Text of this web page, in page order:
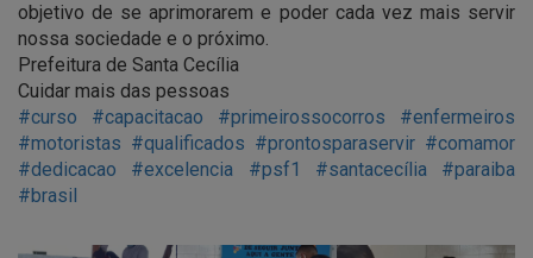
objetivo de se aprimorarem e poder cada vez mais servir
nossa sociedade e o próximo.
Prefeitura de Santa Cecília
Cuidar mais das pessoas
#curso
#capacitacao #primeirossocorros
#enfermeiros
#motoristas #qualificados #prontosparaservir #comamor
#dedicacao
#excelencia #psf1 #santacecília
#paraiba
#brasil